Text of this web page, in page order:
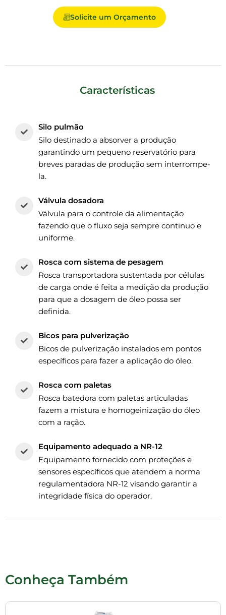
Solicite um Orçamento
Características
Silo pulmão
Silo destinado a absorver a produção
garantindo um pequeno reservatório para
breves paradas de produção sem interrompe-
la.
Válvula dosadora
Válvula para o controle da alimentação
fazendo que o fluxo seja sempre continuo e
uniforme.
Rosca com sistema de pesagem
Rosca transportadora sustentada por células
de carga onde é feita a medição da produção
para que a dosagem de óleo possa ser
definida.
Bicos para pulverização
Bicos de pulverização instalados em pontos
específicos para fazer a aplicação do óleo.
Rosca com paletas
Rosca batedora com paletas articuladas
fazem a mistura e homogeinização do óleo
com a ração.
Equipamento adequado a NR-12
Equipamento fornecido com proteções e
sensores específicos que atendem a norma
regulamentadora NR-12 visando garantir a
integridade física do operador.
Conheça Também